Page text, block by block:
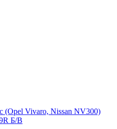
(Opel Vivaro, Nissan NV300)
Б/В